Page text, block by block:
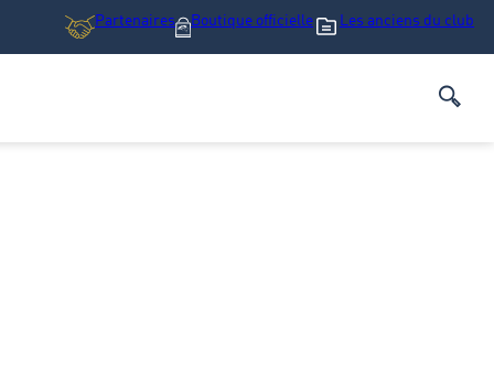
Partenaires Boutique officielle Les anciens du club